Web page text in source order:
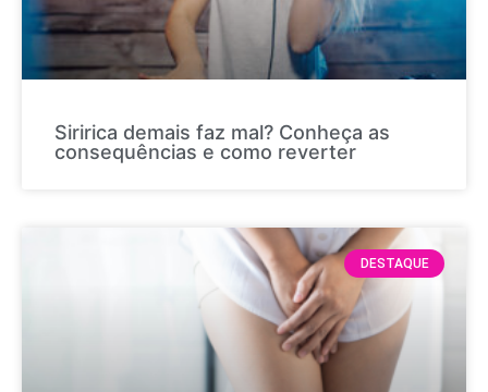
Siririca demais faz mal? Conheça as
consequências e como reverter
DESTAQUE